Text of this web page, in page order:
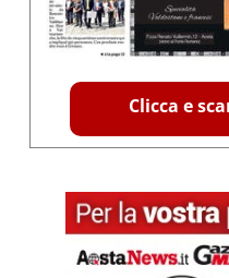
Clicca e